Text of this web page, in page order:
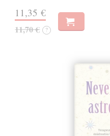
11,35 €
11,70 € ?